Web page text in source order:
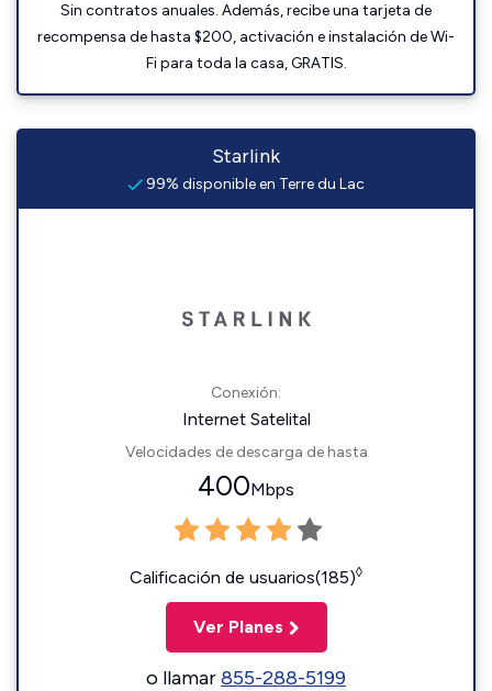
Sin contratos anuales. Además, recibe una tarjeta de
recompensa de hasta $200, activación e instalación de Wi-
Fi para toda la casa, GRATIS.
Starlink
99% disponible en Terre du Lac
Conexión:
Internet Satelital
Velocidades de descarga de hasta
400Mbps
Calificación de usuarios(185)◊
Ver Planes
o llamar855-288-5199